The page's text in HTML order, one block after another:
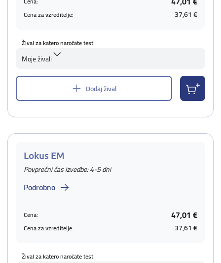
Cena za vzreditelje: 37,61 €
Žival za katero naročate test
Moje živali
Dodaj žival
Lokus EM
Povprečni čas izvedbe: 4-5 dni
Podrobno
Cena: 47,01 €
Cena za vzreditelje: 37,61 €
Žival za katero naročate test